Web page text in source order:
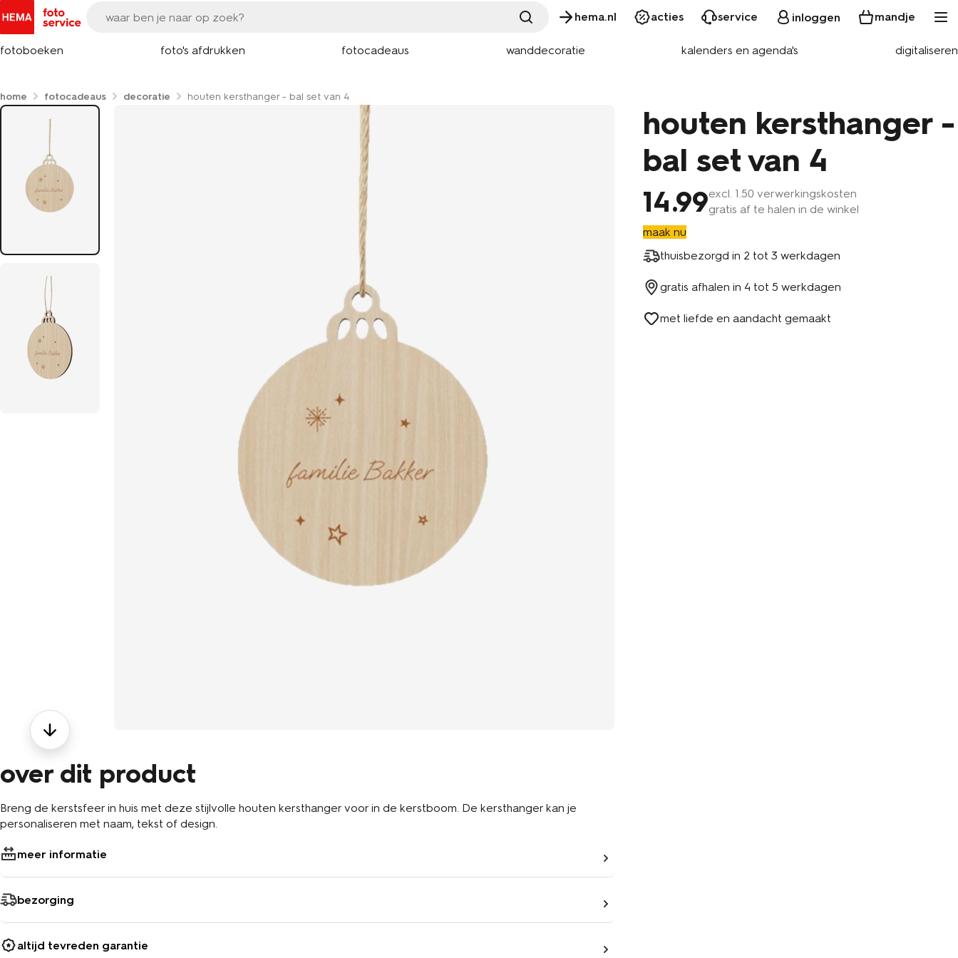
hema.nl acties service inloggen mandje
fotoboeken foto's afdrukken fotocadeaus wanddecoratie kalenders en agenda's digitaliseren
home fotocadeaus decoratie houten kersthanger - bal set van 4
houten kersthanger -
bal set van 4
14.99excl. 1.50 verwerkingskosten
gratis af te halen in de winkel
maak nu
thuisbezorgd in 2 tot 3 werkdagen
gratis afhalen in 4 tot 5 werkdagen
met liefde en aandacht gemaakt
over dit product
Breng de kerstsfeer in huis met deze stijlvolle houten kersthanger voor in de kerstboom. De kersthanger kan je
personaliseren met naam, tekst of design.
meer informatie
bezorging
altijd tevreden garantie